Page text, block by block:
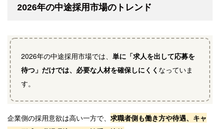
2026年の中途採用市場のトレンド
2026年の中途採用市場では、 単に「求人を出して応募を
待つ」だけでは、必要な人材を確保しにくく なっていま
す。
企業側の採用意欲は高い一方で、 求職者側も働き方や待遇、キャ